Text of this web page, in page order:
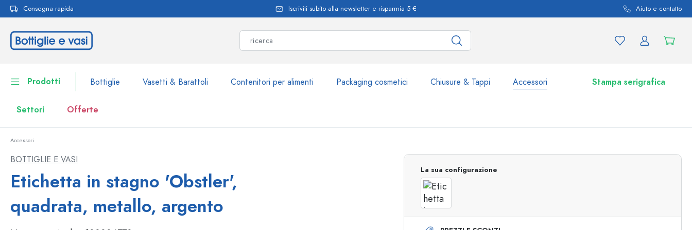
Passa alla navigazione principale
Consegna rapida Iscriviti subito alla newsletter e risparmia 5 € Aiuto e contatto
Prodotti Bottiglie Vasetti & Barattoli Contenitori per alimenti Packaging cosmetici Chiusure & Tappi Accessori Stampa serigrafica
Settori Offerte
Bottiglie per marca
Bottiglie WECK
Vasetti e Barattoli
Accessori
BOTTIGLIE E VASI
Etichetta in stagno 'Obstler',
quadrata, metallo, argento
La sua configurazione